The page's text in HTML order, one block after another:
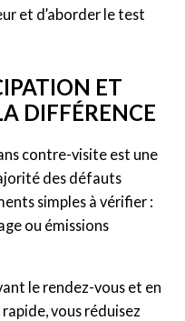
et d’aborder le test
ET
DIFFÉRENCE
contre-visite est une
des défauts
simples à vérifier :
ou émissions
le rendez-vous et en
vous réduisez